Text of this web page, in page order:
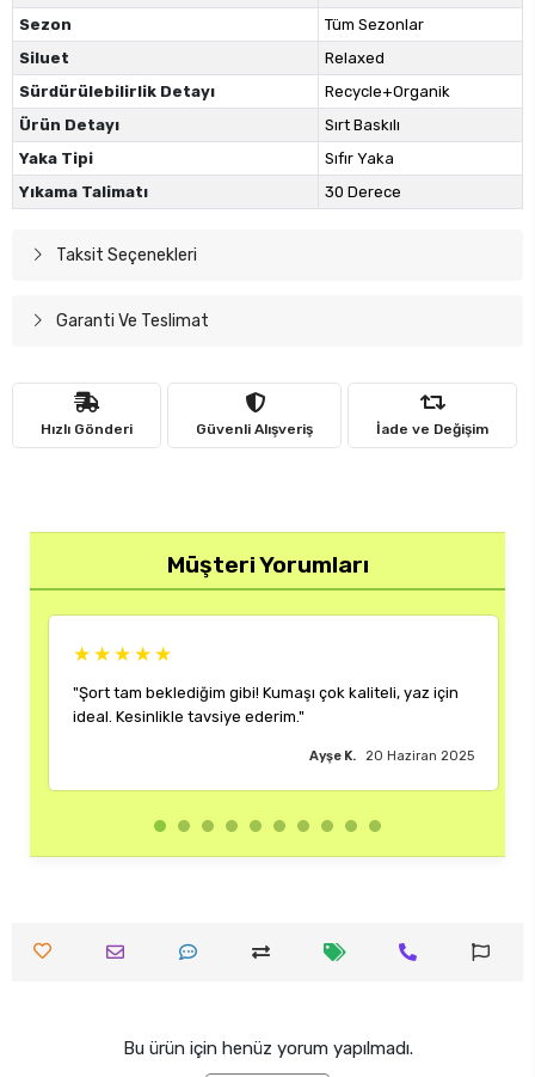
Sezon
Tüm Sezonlar
Siluet
Relaxed
Sürdürülebilirlik Detayı
Recycle+Organik
Ürün Detayı
Sırt Baskılı
Yaka Tipi
Sıfır Yaka
Yıkama Talimatı
30 Derece
Taksit Seçenekleri
Garanti Ve Teslimat
Hızlı Gönderi Güvenli Alışveriş İade ve Değişim
Müşteri Yorumları
beklediğim gibi! Kumaşı çok kaliteli, yaz için
tavsiye ederim."
20 Haziran 2025
"Rengi ve kalıbı
Bu ürün için henüz yorum yapılmadı.